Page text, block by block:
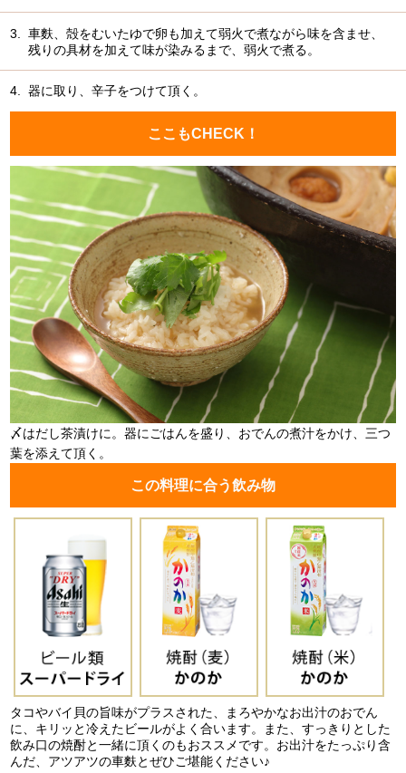
3.
車麩、殻をむいたゆで卵も加えて弱火で煮ながら味を含ませ、
残りの具材を加えて味が染みるまで、弱火で煮る。
4. 器に取り、辛子をつけて頂く。
ここもCHECK！
〆はだし茶漬けに。器にごはんを盛り、おでんの煮汁をかけ、三つ
葉を添えて頂く。
この料理に合う飲み物
タコやバイ貝の旨味がプラスされた、まろやかなお出汁のおでん
に、キリッと冷えたビールがよく合います。また、すっきりとした
飲み口の焼酎と一緒に頂くのもおススメです。お出汁をたっぷり含
んだ、アツアツの車麩とぜひご堪能ください♪